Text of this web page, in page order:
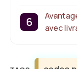
avec
Étiquettes